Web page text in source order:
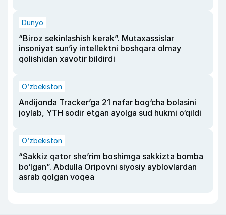
Dunyo
“Biroz sekinlashish kerak”. Mutaxassislar
insoniyat sun’iy intellektni boshqara olmay
qolishidan xavotir bildirdi
O‘zbekiston
Andijonda Tracker’ga 21 nafar bog‘cha bolasini
joylab, YTH sodir etgan ayolga sud hukmi o‘qildi
O‘zbekiston
“Sakkiz qator she’rim boshimga sakkizta bomba
bo‘lgan”. Abdulla Oripovni siyosiy ayblovlardan
asrab qolgan voqea